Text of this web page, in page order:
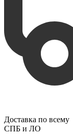
Доставка по всему
СПБ и ЛО